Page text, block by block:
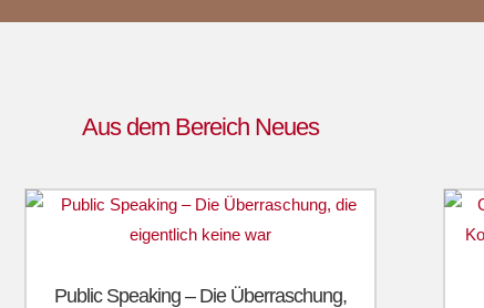
Aus dem Bereich Neues
Public Speaking – Die Überraschung,